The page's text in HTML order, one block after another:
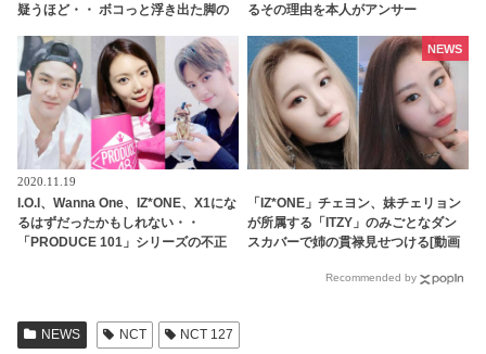
疑うほど・・ ボコっと浮き出た脚の
るその理由を本人がアンサー
2020.11.19
I.O.I、Wanna One、IZ*ONE、X1にな
るはずだったかもしれない・・
「PRODUCE 101」シリーズの不正
「IZ*ONE」チェヨン、妹チェリョン
が所属する「ITZY」のみごとなダン
スカバーで姉の貫禄見せつける[動画
NEWS
Recommended by
NEWS NCT NCT 127